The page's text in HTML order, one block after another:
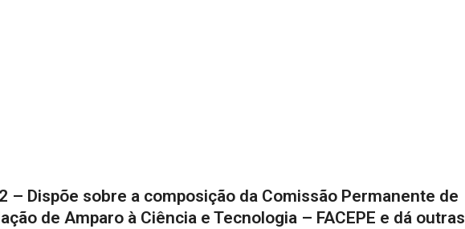
– Dispõe sobre a composição da Comissão Permanente de
de Amparo à Ciência e Tecnologia – FACEPE e dá outras